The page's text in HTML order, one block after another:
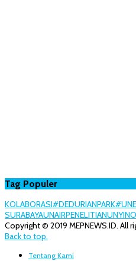
Tag Populer
KOLABORASI#DEDURIANPARK
SURABAYAUNAIRPENELITIANUNY
Copyright © 2019 MEPNEWS.ID. All
Back to top.
Tentang Kami